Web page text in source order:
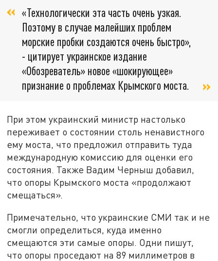
«Технологически эта часть очень узкая.
Поэтому в случае малейших проблем
морские пробки создаются очень быстро»,
- цитирует украинское издание
«Обозреватель» новое «шокирующее»
признание о проблемах Крымского моста.
При этом украинский министр настолько
переживает о состоянии столь ненавистного
ему моста, что предложил отправить туда
международную комиссию для оценки его
состояния. Также Вадим Черныш добавил,
что опоры Крымского моста «продолжают
смещаться».
Примечательно, что украинские СМИ так и не
смогли определиться, куда именно
смещаются эти самые опоры. Одни пишут,
что опоры проседают на 89 миллиметров в